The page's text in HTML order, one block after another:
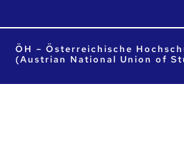
ÖH – Österreichische
(Austrian National Union of